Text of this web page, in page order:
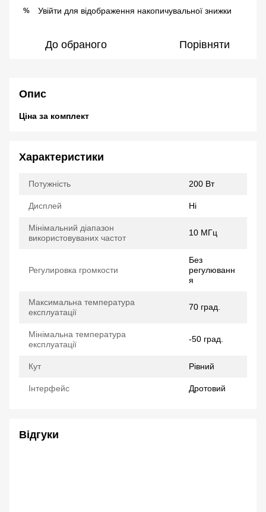
% Увійти для відображення накопичувальної знижки
До обраного Порівняти
Опис
Ціна за комплект
Характеристики
Потужність 200 Вт
Дисплей Ні
Мінімальний діапазон
використовуваних частот
10 МГц
Регулировка громкости
Без
регулюванн
я
Максимальна температура
експлуатації
70 град.
Мінімальна температура
експлуатації
-50 град.
Кут Рівний
Інтерфейс Дротовий
Відгуки